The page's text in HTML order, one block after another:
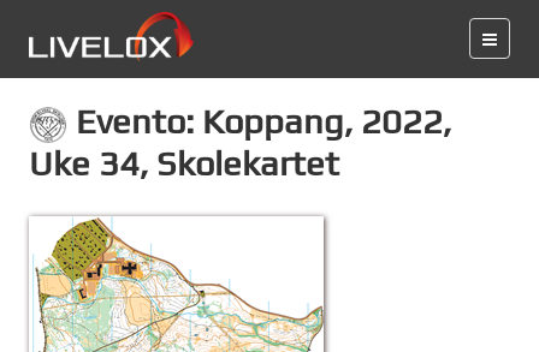
Evento: Koppang, 2022,
Uke 34, Skolekartet